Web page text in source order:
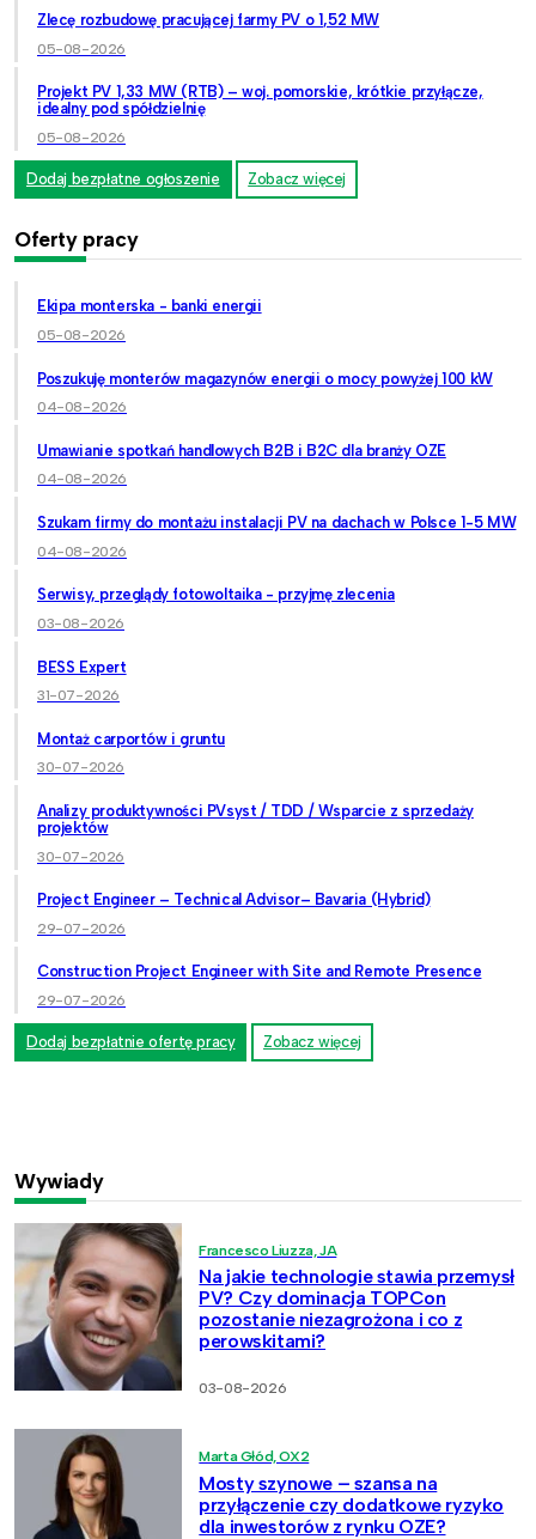
Zlecę rozbudowę pracującej farmy PV o 1,52 MW
05-08-2026
Projekt PV 1,33 MW (RTB) – woj. pomorskie, krótkie przyłącze,
idealny pod spółdzielnię
05-08-2026
Dodaj bezpłatne ogłoszenie Zobacz więcej
Oferty pracy
Ekipa monterska - banki energii
05-08-2026
Poszukuję monterów magazynów energii o mocy powyżej 100 kW
04-08-2026
Umawianie spotkań handlowych B2B i B2C dla branży OZE
04-08-2026
Szukam firmy do montażu instalacji PV na dachach w Polsce 1-5 MW
04-08-2026
Serwisy, przeglądy fotowoltaika - przyjmę zlecenia
03-08-2026
BESS Expert
31-07-2026
Montaż carportów i gruntu
30-07-2026
Analizy produktywności PVsyst / TDD / Wsparcie z sprzedaży
projektów
30-07-2026
Project Engineer – Technical Advisor– Bavaria (Hybrid)
29-07-2026
Construction Project Engineer with Site and Remote Presence
29-07-2026
Dodaj bezpłatnie ofertę pracy Zobacz więcej
Wywiady
Francesco Liuzza, JA
Na jakie technologie stawia przemysł
PV? Czy dominacja TOPCon
pozostanie niezagrożona i co z
perowskitami?
03-08-2026
Marta Głód, OX2
Mosty szynowe – szansa na
przyłączenie czy dodatkowe ryzyko
dla inwestorów z rynku OZE?